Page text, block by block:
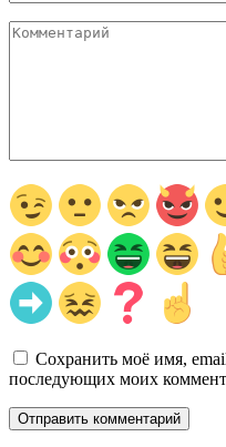
Комментарий
Сохранить моё имя,
последующих моих